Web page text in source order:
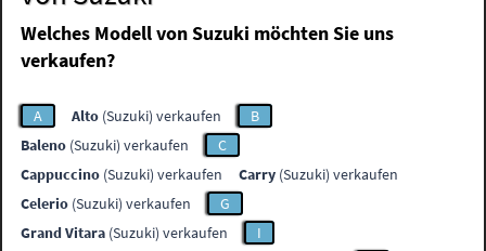
Welches Modell von Suzuki möchten Sie uns
verkaufen?
A Alto (Suzuki) verkaufen
B
Baleno (Suzuki) verkaufen
C
Cappuccino (Suzuki) verkaufen Carry (Suzuki) verkaufen
Celerio (Suzuki) verkaufen
G
Grand Vitara (Suzuki) verkaufen
I